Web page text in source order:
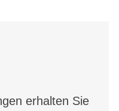
erhalten Sie